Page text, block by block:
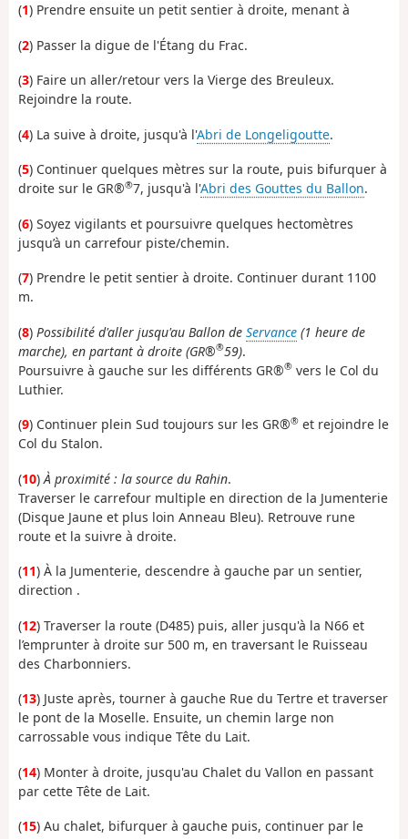
(1) Prendre ensuite un petit sentier à droite, menant à
(2) Passer la digue de l'Étang du Frac.
(3) Faire un aller/retour vers la Vierge des Breuleux.
Rejoindre la route.
(4) La suive à droite, jusqu'à l'Abri de Longeligoutte.
(5) Continuer quelques mètres sur la route, puis bifurquer à
droite sur le GR®®7, jusqu'à l'Abri des Gouttes du Ballon.
(6) Soyez vigilants et poursuivre quelques hectomètres
jusqu’à un carrefour piste/chemin.
(7) Prendre le petit sentier à droite. Continuer durant 1100
m.
(8) Possibilité d'aller jusqu'au Ballon de Servance (1 heure de
marche), en partant à droite (GR®®59).
Poursuivre à gauche sur les différents GR®® vers le Col du
Luthier.
(9) Continuer plein Sud toujours sur les GR®® et rejoindre le
Col du Stalon.
(10) À proximité : la source du Rahin.
Traverser le carrefour multiple en direction de la Jumenterie
(Disque Jaune et plus loin Anneau Bleu). Retrouve rune
route et la suivre à droite.
(11) À la Jumenterie, descendre à gauche par un sentier,
direction .
(12) Traverser la route (D485) puis, aller jusqu'à la N66 et
l’emprunter à droite sur 500 m, en traversant le Ruisseau
des Charbonniers.
(13) Juste après, tourner à gauche Rue du Tertre et traverser
le pont de la Moselle. Ensuite, un chemin large non
carrossable vous indique Tête du Lait.
(14) Monter à droite, jusqu'au Chalet du Vallon en passant
par cette Tête de Lait.
(15) Au chalet, bifurquer à gauche puis, continuer par le